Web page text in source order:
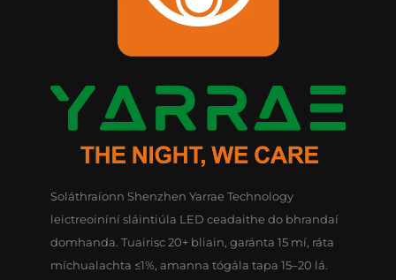
Soláthraíonn Shenzhen Yarrae Technology
leictreoiníní sláintiúla LED ceadaithe do bhrandaí
domhanda. Tuairisc 20+ bliain, garánta 15 mí, ráta
míchualachta ≤1%, amanna tógála tapa 15–20 lá.